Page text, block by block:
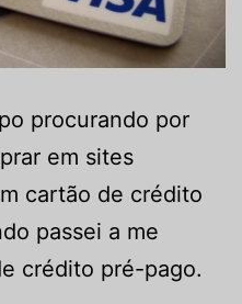
procurando por
em sites
cartão de crédito
passei a me
crédito pré-pago.